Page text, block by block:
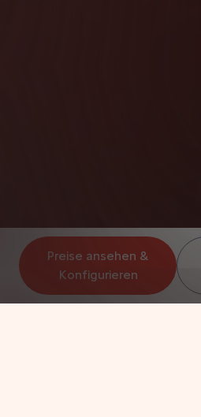
Preise ansehen &
Konfigurieren